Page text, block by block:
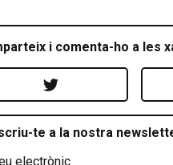
i comenta-ho a les
te a la nostra
electrònic